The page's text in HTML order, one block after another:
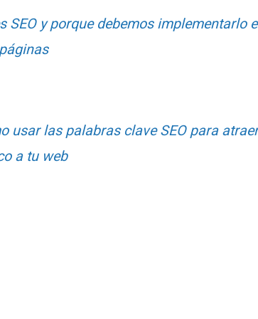
SEO y porque debemos implementarlo
usar las palabras clave SEO para
a tu web